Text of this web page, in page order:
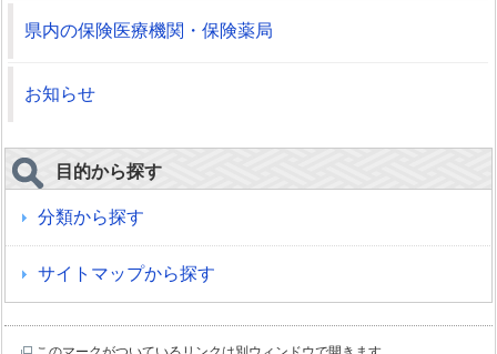
県内の保険医療機関・保険薬局
お知らせ
目的から探す
分類から探す
サイトマップから探す